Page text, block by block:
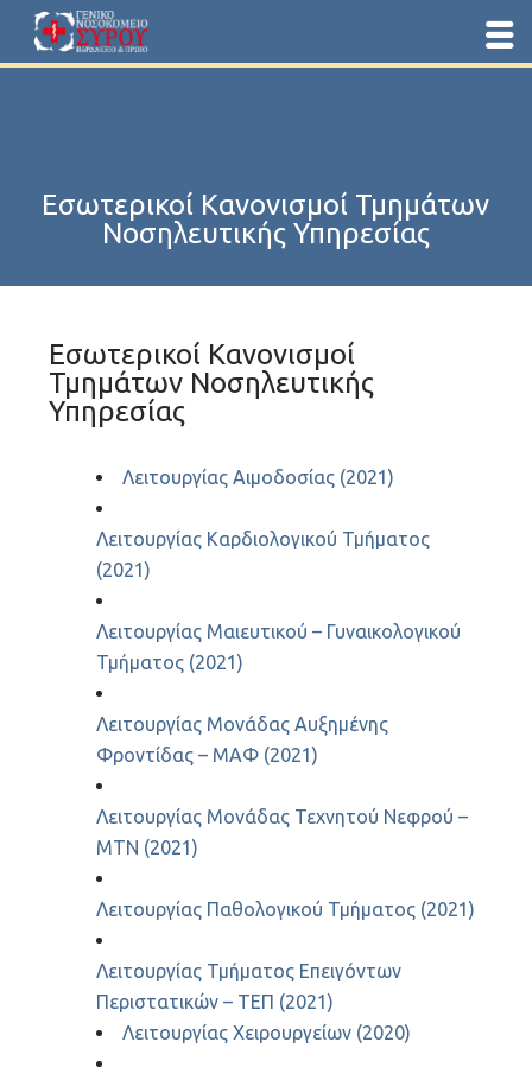
Εσωτερικοί Κανονισμοί Τμημάτων
Νοσηλευτικής Υπηρεσίας
Εσωτερικοί Κανονισμοί
Τμημάτων Νοσηλευτικής
Υπηρεσίας
Λειτουργίας Αιμοδοσίας (2021)
Λειτουργίας Καρδιολογικού Τμήματος
(2021)
Λειτουργίας Μαιευτικού – Γυναικολογικού
Τμήματος (2021)
Λειτουργίας Μονάδας Αυξημένης
Φροντίδας – ΜΑΦ (2021)
Λειτουργίας Μονάδας Τεχνητού Νεφρού –
ΜΤΝ (2021)
Λειτουργίας Παθολογικού Τμήματος (2021)
Λειτουργίας Τμήματος Επειγόντων
Περιστατικών – ΤΕΠ (2021)
Λειτουργίας Χειρουργείων (2020)